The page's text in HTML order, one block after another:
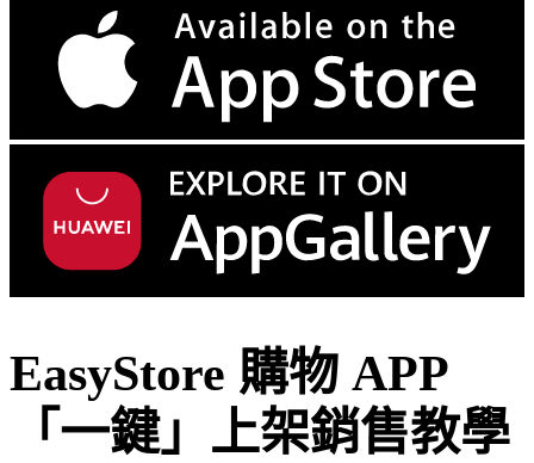
EasyStore 購物 APP
「一鍵」上架銷售教學